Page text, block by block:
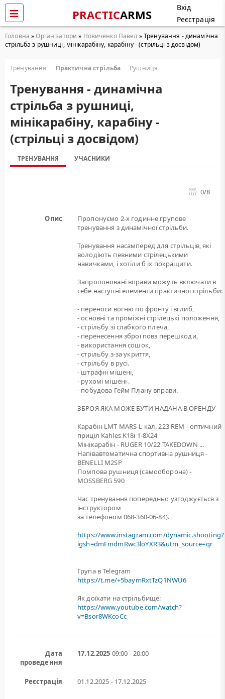
PRACTICARMS
Вхід
Реєстрація
Головна »Організатори » Новиченко Павел » Тренування - динамічна
стрільба з рушниці, мінікарабіну, карабіну - (стрільці з досвідом)
Тренування Практична стрільба Рушниця
Тренування - динамічна
стрільба з рушниці,
мінікарабіну, карабіну -
(стрільці з досвідом)
ТРЕНУВАННЯ УЧАСНИКИ
0/8
Опис
Пропонуємо 2-х годинне групове
тренування з динамічної стрільби.
Тренування насамперед для стрільців, які
володіють певними стрілецькими
навичками, і хотіли б їх покращити.
Запропоновані вправи можуть включати в
себе наступні елементи практичної стрільби:
- переноси вогню по фронту і вглиб,
- основні та проміжні стрілецькі положення,
- стрільбу зі слабкого плеча,
- перенесення зброї повз перешкоди,
- використання сошок,
- стрільбу з-за укриття,
- стрільбу в русі.
- штрафні мішені,
- рухомі мішені .
- побудова Гейм Плану вправи.
ЗБРОЯ ЯКА МОЖЕ БУТИ НАДАНА В ОРЕНДУ -
Карабін LMT MARS-L кал. 223 REM - оптичний
приціл Kahles K18i 1-8X24
Мінікарабін - RUGER 10/22 TAKEDOWN ...
Напівавтоматична спортивна рушниця -
BENELLI M2SP
Помпова рушниця (самооборона) -
MOSSBERG 590
Час тренування попередньо узгоджується з
інструктором
за телефоном 068-360-06-84).
https://www.instagram.com/dynamic.shooting?
igsh=dmFmdmRwc3loYXR3&utm_source=qr
Група в Telegram
https://t.me/+5baymRxtTzQ1NWU6
Як доїхати на стрільбище:
https://www.youtube.com/watch?
v=Bsor8WKcoCc
Дата
проведення
17.12.2025 09:00 - 20:00
Реєстрація 01.12.2025 - 17.12.2025